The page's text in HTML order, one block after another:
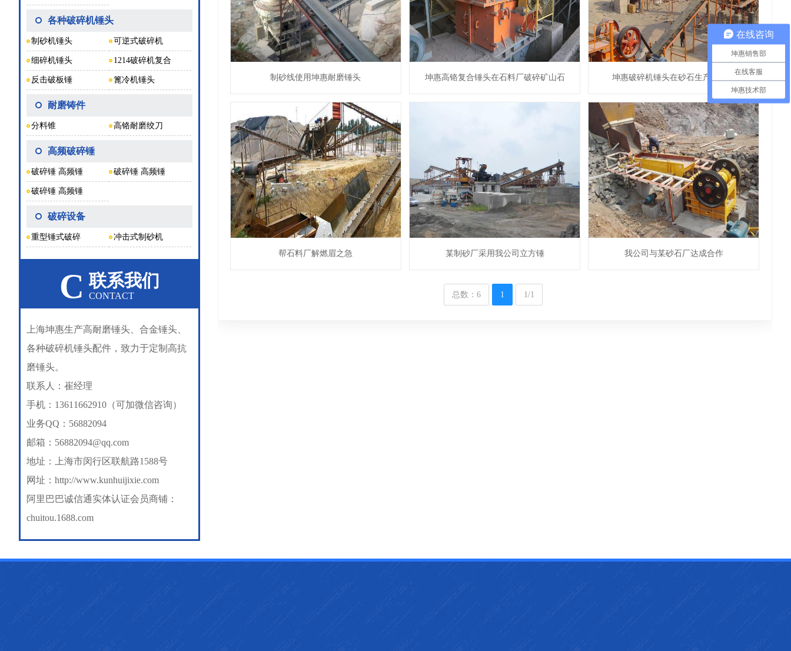
各种破碎机锤头
制砂机锤头 可逆式破碎机
细碎机锤头 1214破碎机复合
反击破板锤 篦冷机锤头
耐磨铸件
分料锥 高铬耐磨绞刀
高频破碎锤
破碎锤 高频锤 破碎锤 高频锤
破碎锤 高频锤
破碎设备
重型锤式破碎 冲击式制砂机
C 联系我们
CONTACT
上海坤惠生产高耐磨锤头、合金锤头、
各种破碎机锤头配件，致力于定制高抗
磨锤头。
联系人：崔经理
手机：13611662910（可加微信咨询）
业务QQ：56882094
邮箱：56882094@qq.com
地址：上海市闵行区联航路1588号
网址： http://www.kunhuijixie.com
阿里巴巴诚信通实体认证会员商铺：
chuitou.1688.com
制砂线使用坤惠耐磨锤头 坤惠高铬复合锤头在石料厂破碎矿山石 坤惠破碎机锤头在砂石生产线应用
帮石料厂解燃眉之急 某制砂厂采用我公司立方锤 我公司与某砂石厂达成合作
总数：6 1 1/1
在线咨询
坤惠销售部
在线客服
坤惠技术部